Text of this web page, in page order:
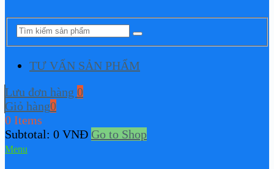
TƯ VẤN SẢN PHẨM
Lưu đơn hàng 0
Giỏ hàng0
0 Items
Subtotal: 0 VNĐ Go to Shop
Menu